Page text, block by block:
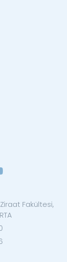
Fakültesi,